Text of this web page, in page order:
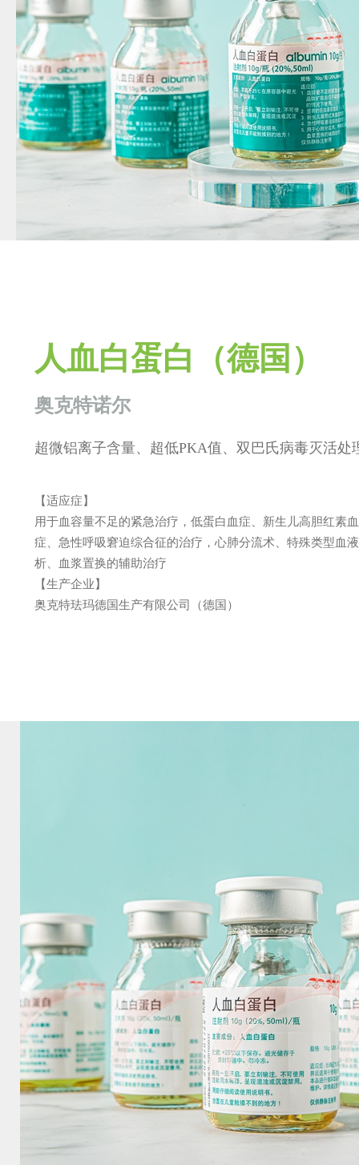
人血白蛋白（德国）
奥克特诺尔
超微铝离子含量、超低PKA值、双巴氏病毒灭活处
【适应症】
用于血容量不足的紧急治疗，低蛋白血症、新生儿高胆红素血
症、急性呼吸窘迫综合征的治疗，心肺分流术、特殊类型血
析、血浆置换的辅助治疗
【生产企业】
奥克特珐玛德国生产有限公司（德国）